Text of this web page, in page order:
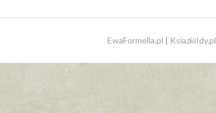
EwaFormella.pl | KsiazkiIdy.pl